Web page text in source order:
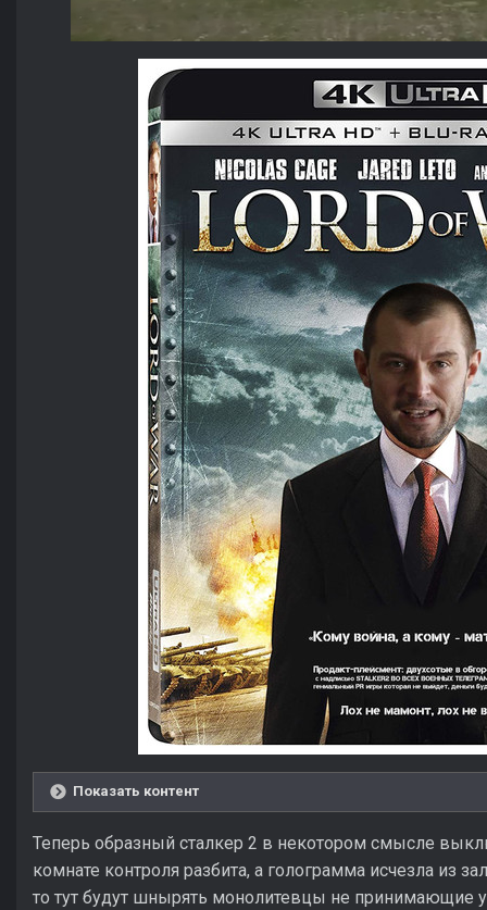
Показать контент
Теперь образный сталкер 2 в некотором смысле
комнате контроля разбита, а голограмма исчезла из
то тут будут шнырять монолитевцы не принимающие